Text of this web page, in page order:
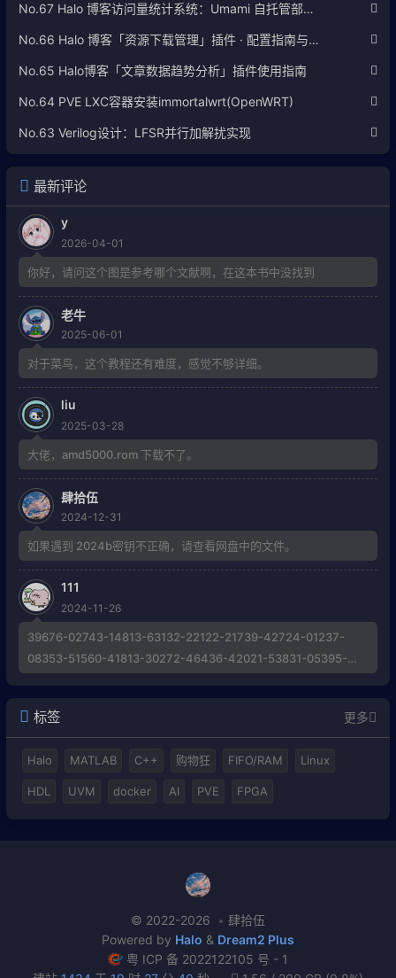
No.67 Halo 博客访问量统计系统：Umami 自托管部署完整教程
No.66 Halo 博客「资源下载管理」插件 · 配置指南与使用说明
No.65 Halo博客「文章数据趋势分析」插件使用指南
No.64 PVE LXC容器安装immortalwrt(OpenWRT)
No.63 Verilog设计：LFSR并行加解扰实现
最新评论
y
2026-04-01
你好，请问这个图是参考哪个文献啊，在这本书中没找到
老牛
2025-06-01
对于菜鸟，这个教程还有难度，感觉不够详细。
liu
2025-03-28
大佬，amd5000.rom 下载不了。
肆拾伍
2024-12-31
如果遇到 2024b密钥不正确，请查看网盘中的文件。
111
2024-11-26
39676-02743-14813-63132-22122-21739-42724-01237-
08353-51560-41813-30272-46436-42021-53831-05395-
标签 更多
Halo MATLAB C++ 购物狂 FIFO/RAM Linux
HDL UVM docker AI PVE FPGA
© 2022-2026
肆拾伍
Powered by Halo & Dream2 Plus
粤 ICP 备 2022122105 号 - 1